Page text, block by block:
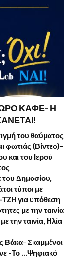
ΚΑΦΕ- Η
του θαύματος
φωτιάς (Βίντεο)-
και του Ιερού
του Δημοσίου,
τύποι με
ΤΖΗ για υπόθεση
με την ταινία
την ταινία, Ηλία
Βάκα- Σκαμμένοι
-Το …Ψηφιακό